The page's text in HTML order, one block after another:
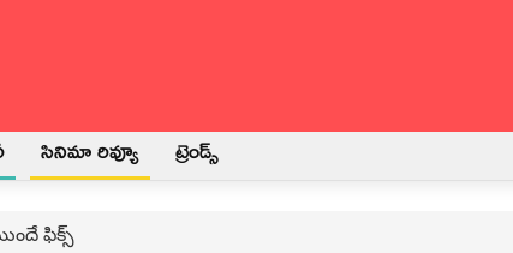
సినిమా రివ్యూ ట్రెండ్స్
ఫిక్స్